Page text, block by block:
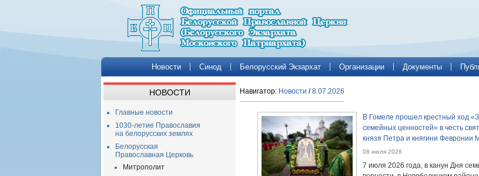
Новости Синод Белорусский Экзархат Организации Документы
НОВОСТИ
Главные новости
1030-летие Православия
на белорусских землях
Белорусская
Православная Церковь
Митрополит
Навигатор: Новости /8.07.2026
В Гомеле прошел крестный ход
семейных ценностей» в честь
князя Петра и княгини Февронии
08 июля 2026
7 июля 2026 года, в канун Дня